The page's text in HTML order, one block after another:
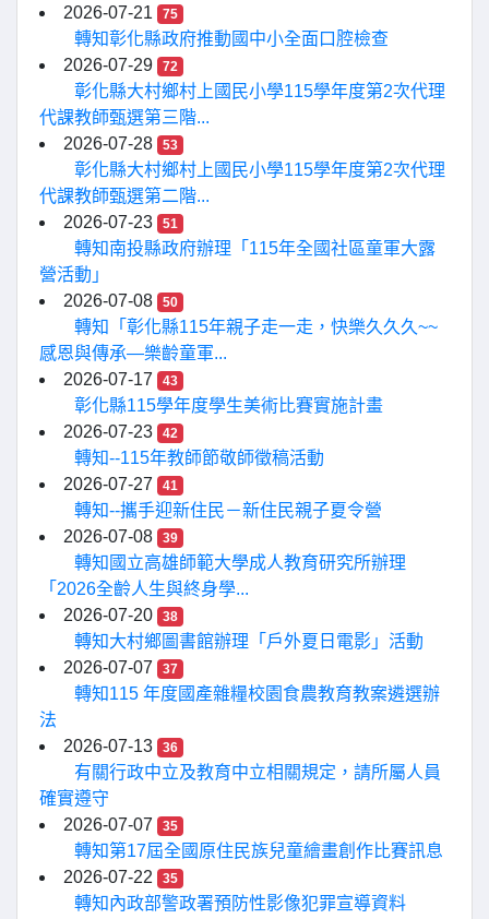
2026-07-21
75
轉知彰化縣政府推動國中小全面口腔檢查
2026-07-29
72
彰化縣大村鄉村上國民小學115學年度第2次代理
代課教師甄選第三階...
2026-07-28
53
彰化縣大村鄉村上國民小學115學年度第2次代理
代課教師甄選第二階...
2026-07-23
51
轉知南投縣政府辦理「115年全國社區童軍大露
營活動」
2026-07-08
50
轉知「彰化縣115年親子走一走，快樂久久久~~
感恩與傳承—樂齡童軍...
2026-07-17
43
彰化縣115學年度學生美術比賽實施計畫
2026-07-23
42
轉知--115年教師節敬師徵稿活動
2026-07-27
41
轉知--攜手迎新住民－新住民親子夏令營
2026-07-08
39
轉知國立高雄師範大學成人教育研究所辦理
「2026全齡人生與終身學...
2026-07-20
38
轉知大村鄉圖書館辦理「戶外夏日電影」活動
2026-07-07
37
轉知115 年度國產雜糧校園食農教育教案遴選辦
法
2026-07-13
36
有關行政中立及教育中立相關規定，請所屬人員
確實遵守
2026-07-07
35
轉知第17屆全國原住民族兒童繪畫創作比賽訊息
2026-07-22
35
轉知內政部警政署預防性影像犯罪宣導資料